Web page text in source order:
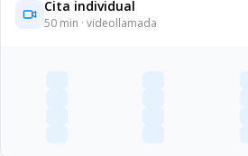
Cita individual
50 min · videollamada